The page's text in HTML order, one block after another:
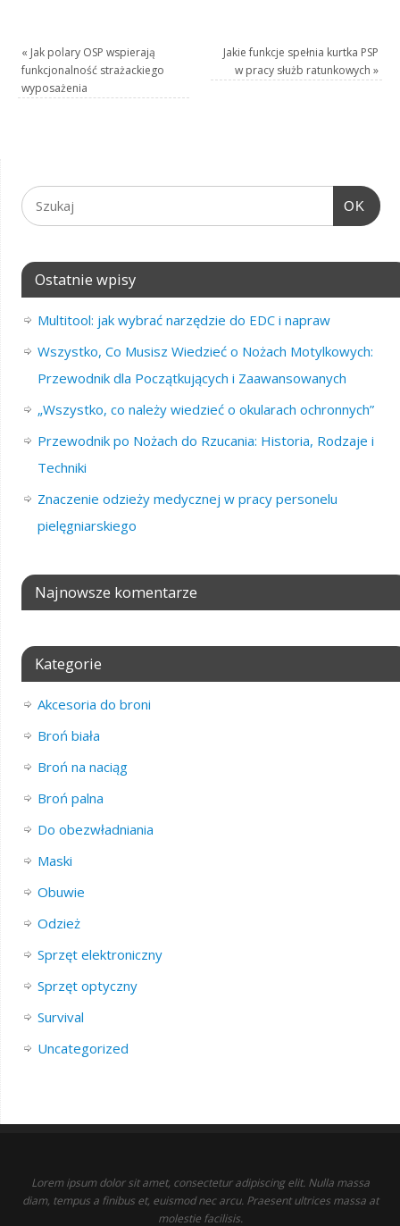
« Jak polary OSP wspierają
funkcjonalność strażackiego
wyposażenia
Jakie funkcje spełnia kurtka PSP
w pracy służb ratunkowych »
OK
Ostatnie wpisy
Multitool: jak wybrać narzędzie do EDC i napraw
Wszystko, Co Musisz Wiedzieć o Nożach Motylkowych:
Przewodnik dla Początkujących i Zaawansowanych
„Wszystko, co należy wiedzieć o okularach ochronnych”
Przewodnik po Nożach do Rzucania: Historia, Rodzaje i
Techniki
Znaczenie odzieży medycznej w pracy personelu
pielęgniarskiego
Najnowsze komentarze
Kategorie
Akcesoria do broni
Broń biała
Broń na naciąg
Broń palna
Do obezwładniania
Maski
Obuwie
Odzież
Sprzęt elektroniczny
Sprzęt optyczny
Survival
Uncategorized
Lorem ipsum dolor sit amet, consectetur adipiscing elit. Nulla massa
diam, tempus a finibus et, euismod nec arcu. Praesent ultrices massa at
molestie facilisis.